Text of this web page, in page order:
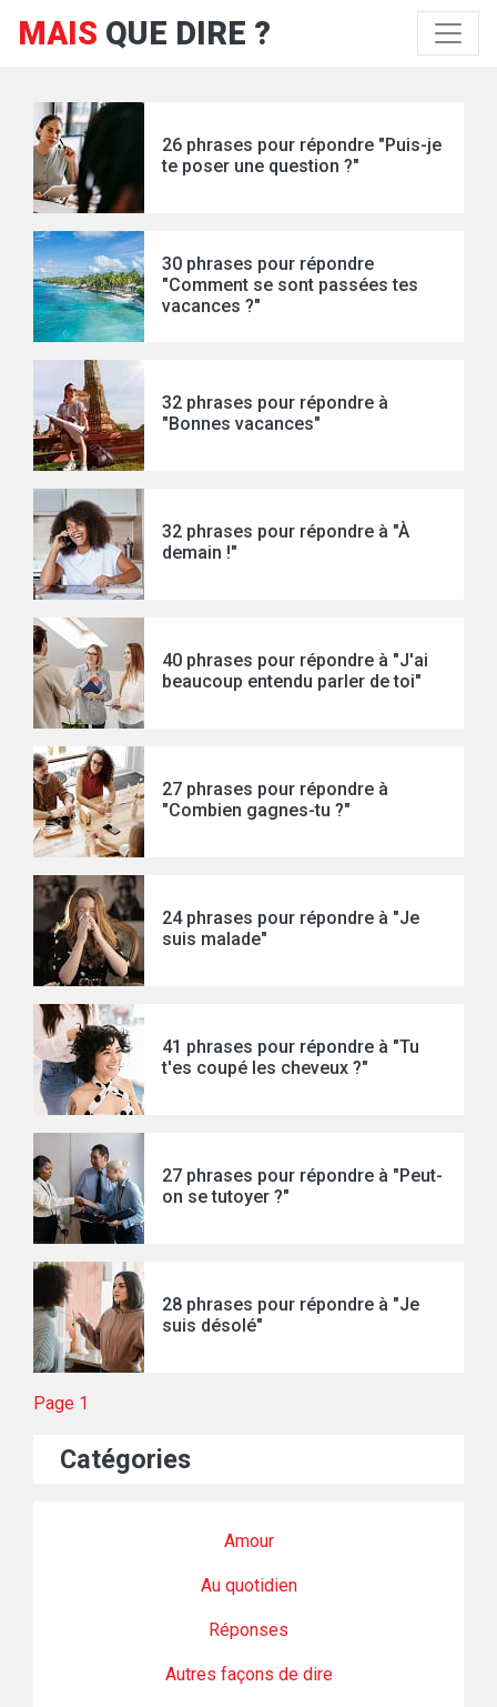
MAIS QUE DIRE ?
26 phrases pour répondre "Puis-je
te poser une question ?"
30 phrases pour répondre
"Comment se sont passées tes
vacances ?"
32 phrases pour répondre à
"Bonnes vacances"
32 phrases pour répondre à "À
demain !"
40 phrases pour répondre à "J'ai
beaucoup entendu parler de toi"
27 phrases pour répondre à
"Combien gagnes-tu ?"
24 phrases pour répondre à "Je
suis malade"
41 phrases pour répondre à "Tu
t'es coupé les cheveux ?"
27 phrases pour répondre à "Peut-
on se tutoyer ?"
28 phrases pour répondre à "Je
suis désolé"
Page 1
Catégories
Amour
Au quotidien
Réponses
Autres façons de dire